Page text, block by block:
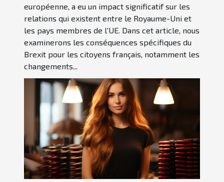
européenne, a eu un impact significatif sur les
relations qui existent entre le Royaume-Uni et
les pays membres de l'UE. Dans cet article, nous
examinerons les conséquences spécifiques du
Brexit pour les citoyens français, notamment les
changements...